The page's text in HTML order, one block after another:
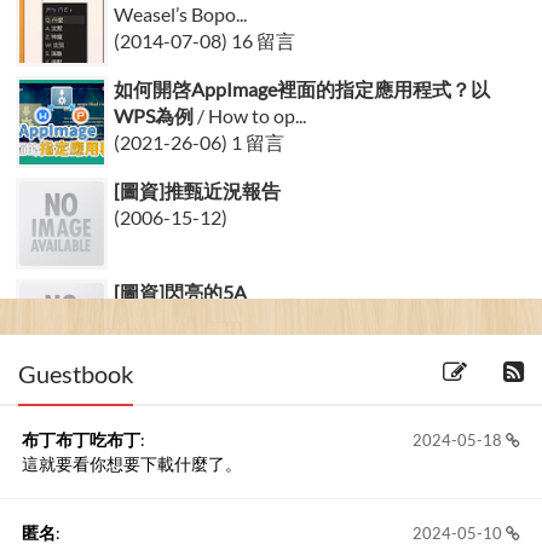
Weasel’s Bopo...
(2014-07-08) 16 留言
如何開啓AppImage裡面的指定應用程式？以
WPS為例 / How to op...
(2021-26-06) 1 留言
[圖資]推甄近況報告
(2006-15-12)
[圖資]閃亮的5A
Guestbook
2024-05-18
布丁布丁吃布丁:
這就要看你想要下載什麼了。
2024-05-10
匿名: